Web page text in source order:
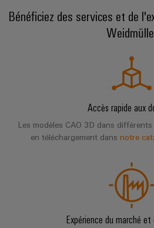
Bénéficiez des services et de
Accès rapide aux
Les modèles CAO 3D dans
en téléchargement dans notre
Expérience du marché